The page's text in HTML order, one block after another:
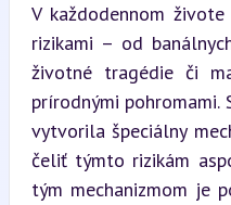
V každodennom
rizikami – od
životné tragédie či
prírodnými
vytvorila špeciálny
čeliť týmto rizikám
tým mechanizmom je